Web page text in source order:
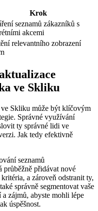
Krok
seznamů zákazníků s
akcemi
relevantního zobrazení
ve Skliku
Skliku může být klíčovým
Správné využívání
ty správné lidi ve
Jak tedy efektivně
seznamů
průběžně přidávat nové
a zároveň odstranit ty,
správně segmentovat vaše
zájmů, abyste mohli lépe
úspěšnost.